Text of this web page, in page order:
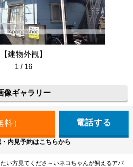
【建物外観】
1 / 16
像ギャラリー
電話する
内見予約はこちらから
い方見てくださ～いネコちゃんが飼えるアパ